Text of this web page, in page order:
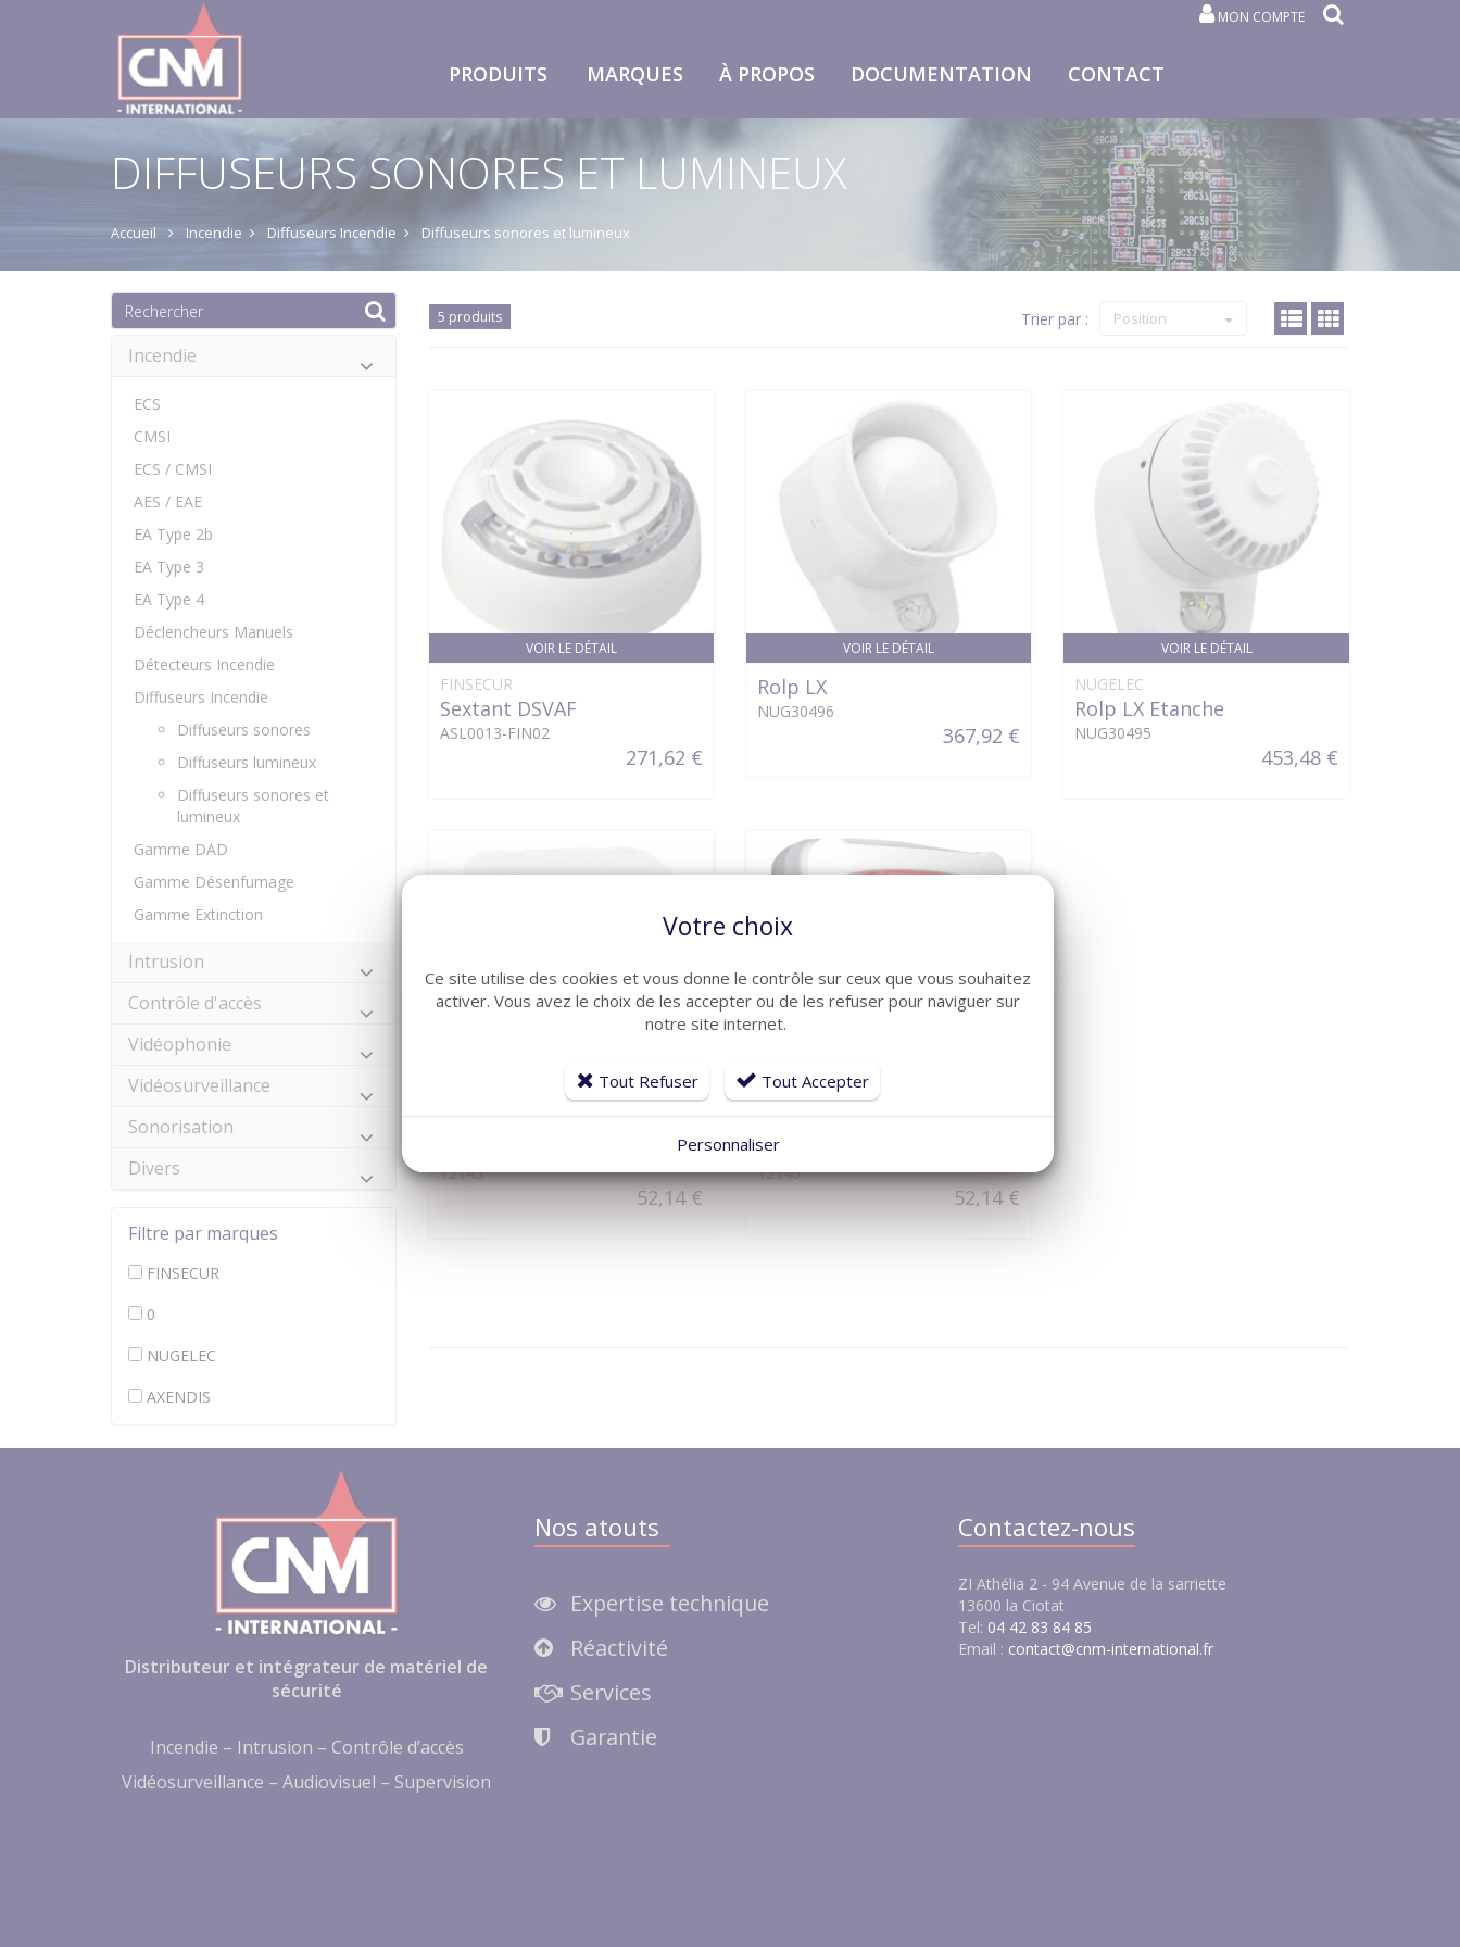
MON COMPTE
PRODUITS MARQUES À PROPOS DOCUMENTATION CONTACT
DIFFUSEURS SONORES ET LUMINEUX
Accueil Incendie Diffuseurs Incendie Diffuseurs sonores et lumineux
Incendie
ECS
CMSI
ECS / CMSI
AES / EAE
EA Type 2b
EA Type 3
EA Type 4
Déclencheurs Manuels
Détecteurs Incendie
Diffuseurs Incendie
Diffuseurs sonores
Diffuseurs lumineux
Diffuseurs sonores et
lumineux
Gamme DAD
Gamme Désenfumage
Gamme Extinction
Intrusion
Contrôle d'accès
Vidéophonie
Vidéosurveillance
Sonorisation
Divers
Filtre par marques
FINSECUR
0
NUGELEC
AXENDIS
5 produits Trier par : Position
VOIR LE DÉTAIL
FINSECUR
Sextant DSVAF
ASL0013-FIN02
271,62 €
VOIR LE DÉTAIL
Rolp LX
NUG30496
367,92 €
VOIR LE DÉTAIL
NUGELEC
Rolp LX Etanche
NUG30495
453,48 €
VOIR LE DÉTAIL
AXENDIS
12145
52,14 €
VOIR LE DÉTAIL
AXENDIS
DSVAF Rouge
12146
52,14 €
Distributeur et intégrateur de matériel de
sécurité
Incendie – Intrusion – Contrôle d’accès
Vidéosurveillance – Audiovisuel – Supervision
Nos atouts
Expertise technique
Réactivité
Services
Garantie
Contactez-nous
ZI Athélia 2 - 94 Avenue de la sarriette
13600 la Ciotat
Tel: 04 42 83 84 85
Email : contact@cnm-international.fr
Votre choix
Ce site utilise des cookies et vous donne le contrôle sur ceux que vous souhaitez
activer. Vous avez le choix de les accepter ou de les refuser pour naviguer sur
notre site internet.
Tout Refuser Tout Accepter
Personnaliser